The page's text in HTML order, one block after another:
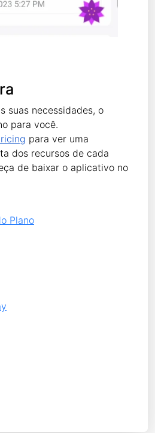
suas necessidades, o
para você.
para ver uma
dos recursos de cada
de baixar o aplicativo no
Plano